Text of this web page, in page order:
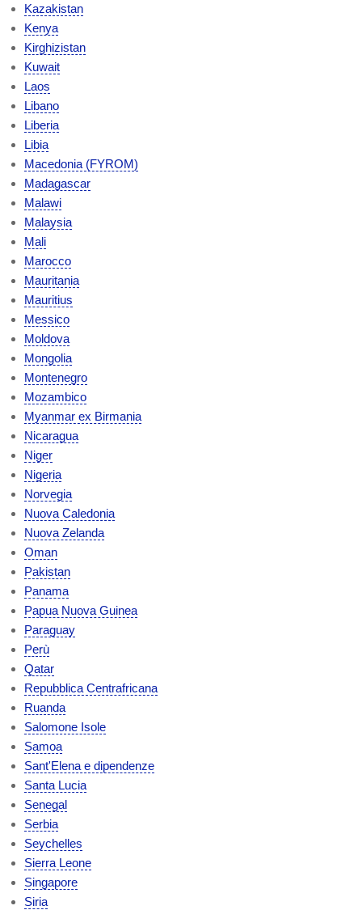
Kazakistan
Kenya
Kirghizistan
Kuwait
Laos
Libano
Liberia
Libia
Macedonia (FYROM)
Madagascar
Malawi
Malaysia
Mali
Marocco
Mauritania
Mauritius
Messico
Moldova
Mongolia
Montenegro
Mozambico
Myanmar ex Birmania
Nicaragua
Niger
Nigeria
Norvegia
Nuova Caledonia
Nuova Zelanda
Oman
Pakistan
Panama
Papua Nuova Guinea
Paraguay
Perù
Qatar
Repubblica Centrafricana
Ruanda
Salomone Isole
Samoa
Sant'Elena e dipendenze
Santa Lucia
Senegal
Serbia
Seychelles
Sierra Leone
Singapore
Siria